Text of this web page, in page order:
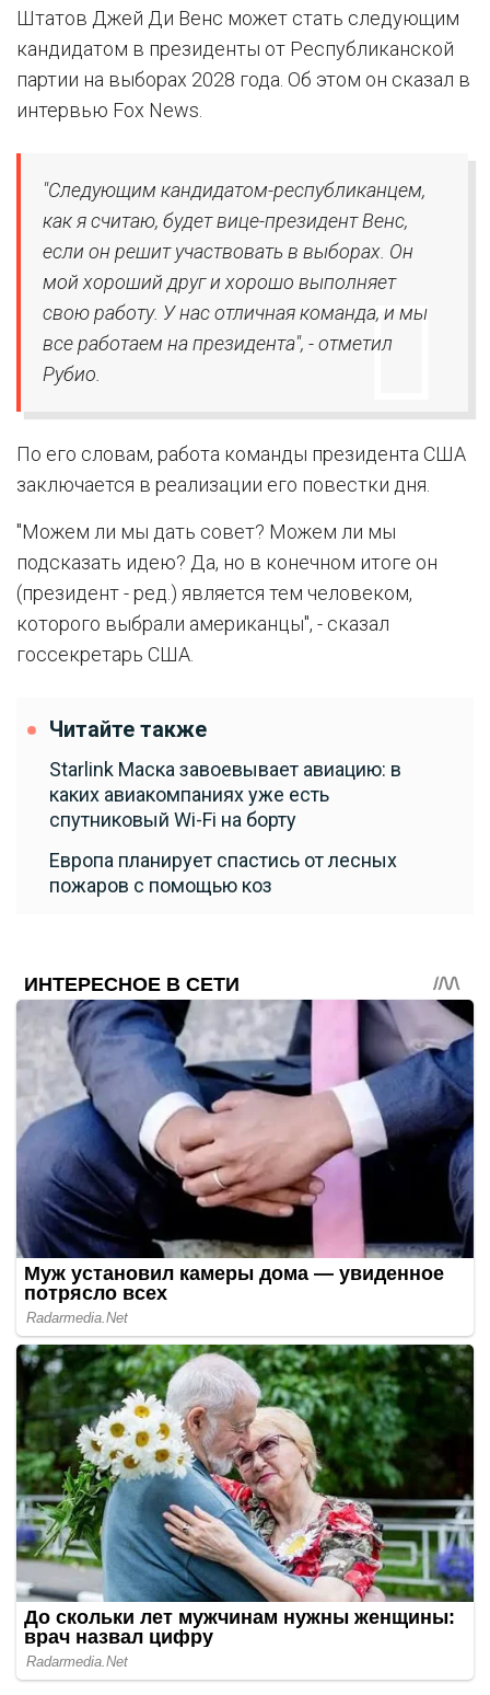
Штатов Джей Ди Венс может стать следующим
кандидатом в президенты от Республиканской
партии на выборах 2028 года. Об этом он сказал в
интервью Fox News.
"Следующим кандидатом-республиканцем,
как я считаю, будет вице-президент Венс,
если он решит участвовать в выборах. Он
мой хороший друг и хорошо выполняет
свою работу. У нас отличная команда, и мы
все работаем на президента", - отметил
Рубио.
По его словам, работа команды президента США
заключается в реализации его повестки дня.
"Можем ли мы дать совет? Можем ли мы
подсказать идею? Да, но в конечном итоге он
(президент - ред.) является тем человеком,
которого выбрали американцы", - сказал
госсекретарь США.
Читайте также
Starlink Маска завоевывает авиацию: в
каких авиакомпаниях уже есть
спутниковый Wi-Fi на борту
Европа планирует спастись от лесных
пожаров с помощью коз